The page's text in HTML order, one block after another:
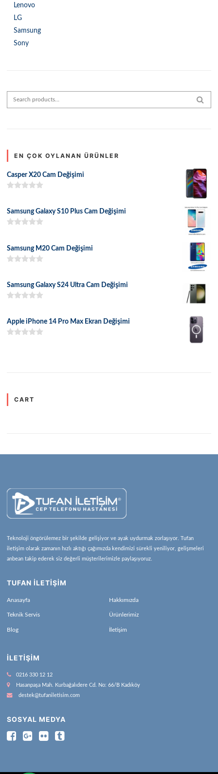
Lenovo
LG
Samsung
Sony
Search for:
EN ÇOK OYLANAN ÜRÜNLER
Casper X20 Cam Değişimi
Samsung Galaxy S10 Plus Cam Değişimi
Samsung M20 Cam Değişimi
Samsung Galaxy S24 Ultra Cam Değişimi
Apple iPhone 14 Pro Max Ekran Değişimi
CART
Teknoloji öngörülemez bir şekilde gelişiyor ve ayak uydurmak zorlaşıyor. Tufan
iletişim olarak zamanın hızlı aktığı çağımızda kendimizi sürekli yeniliyor, gelişmeleri
anbean takip ederek siz değerli müşterilerimizle paylaşıyoruz.
TUFAN İLETİŞİM
Anasayfa Hakkımızda
Teknik Servis Ürünlerimiz
Blog İletişim
İLETIŞIM
0216 330 12 12
Hasanpaşa Mah. Kurbağalıdere Cd. No: 66/B Kadıköy
destek@tufaniletisim.com
SOSYAL MEDYA